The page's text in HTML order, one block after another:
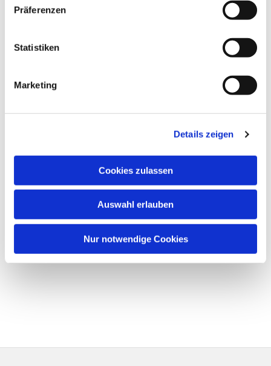
Präferenzen
Statistiken
Marketing
Details zeigen
Cookies zulassen
Auswahl erlauben
Nur notwendige Cookies